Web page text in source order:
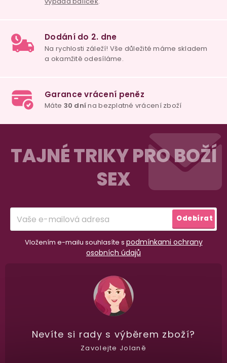
100% diskrétní balení
Dodání do 2. dne
Na rychlosti záleží! Vše důležité máme
a okamžitě odesíláme.
Garance vrácení peněz
TAJNÉ TRIKY PRO BOŽÍ
SEX
Vložením e-mailu souhlasíte s podmínkami ochrany
osobních údajů
Odebírat
Nevíte si rady s výběrem zboží?
Zavolejte Jolaně